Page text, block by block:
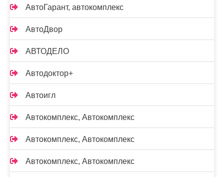
АвтоГарант, автокомплекс
АвтоДвор
АВТОДЕЛО
Автодоктор+
Автоигл
Автокомплекс, Автокомплекс
Автокомплекс, Автокомплекс
Автокомплекс, Автокомплекс